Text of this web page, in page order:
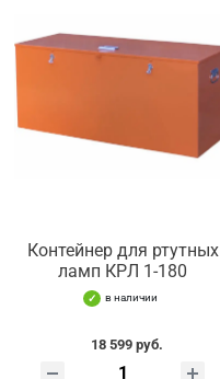
Контейнер для ртутных
ламп КРЛ 1-180
в наличии
18 599 руб.